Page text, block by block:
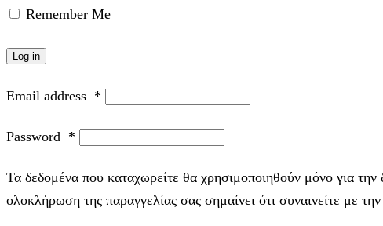
Remember Me
Log in
Email address *
Password *
Τα δεδομένα που καταχωρείτε θα χρησιμοποιηθούν μόνο για
ολοκλήρωση της παραγγελίας σας σημαίνει ότι συναινείτε με την